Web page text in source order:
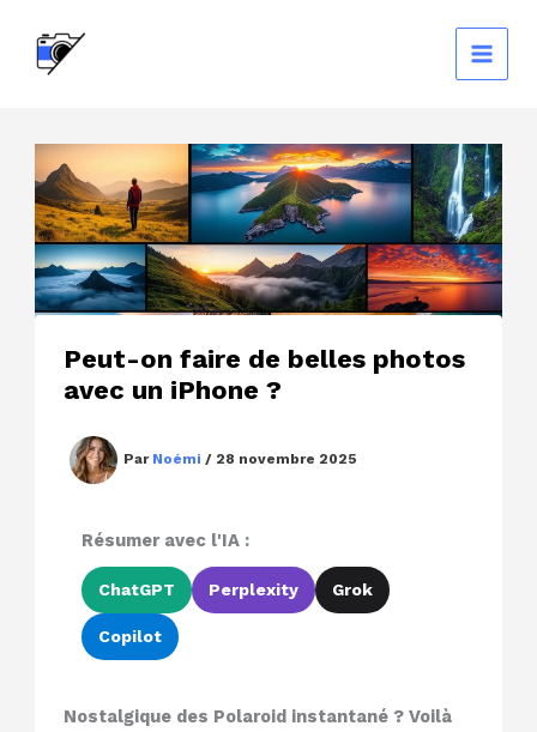
contenu
Peut-on faire de belles photos
avec un iPhone ?
Par Noémi / 28 novembre 2025
Résumer avec l'IA :
ChatGPT Perplexity Grok
Copilot
Nostalgique des Polaroid instantané ? Voilà